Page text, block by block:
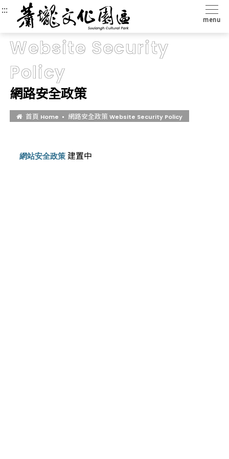
menu
:::
:::
:::
Website Security
Policy
網路安全政策
首頁 Home 網路安全政策 Website Security Policy
網站安全政策 建置中